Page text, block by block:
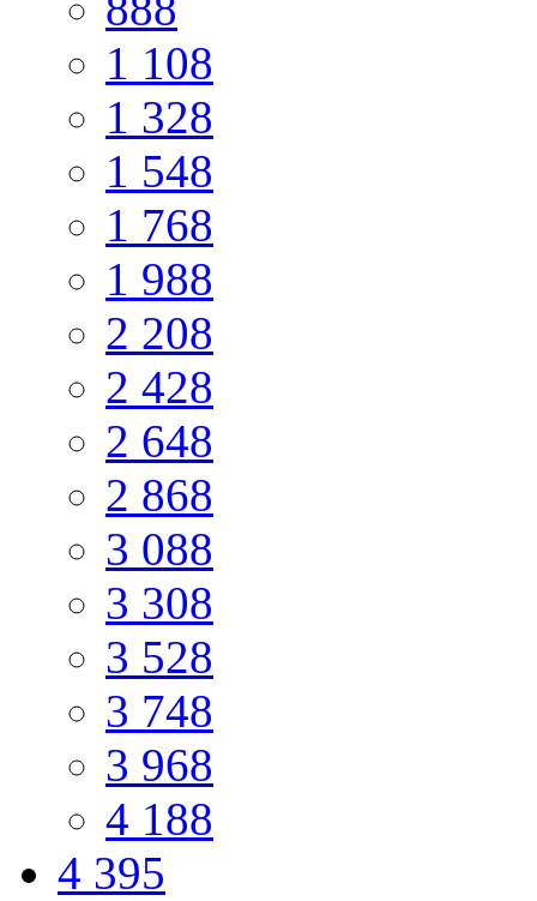
1 108
1 328
1 548
1 768
1 988
2 208
2 428
2 648
2 868
3 088
3 308
3 528
3 748
3 968
4 188
4 395